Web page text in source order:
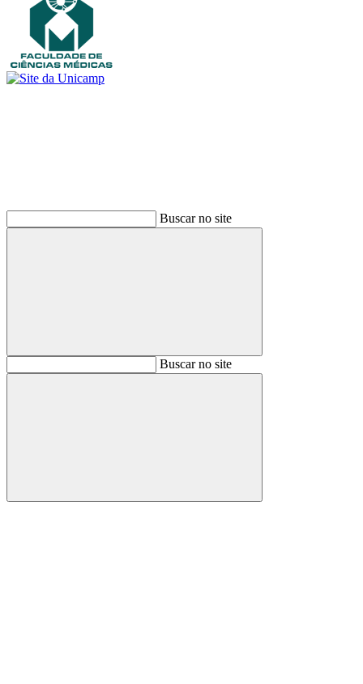
Buscar no site
BuscarBuscar no site
Buscar